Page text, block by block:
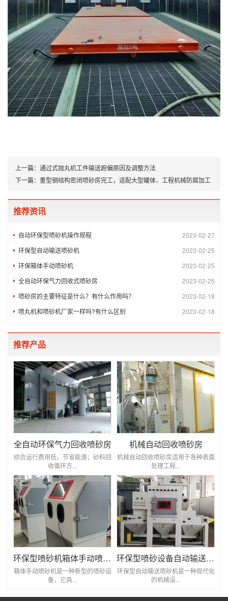
上一篇： 通过式抛丸机工件输送跑偏原因及调整方法
下一篇： 重型钢结构密闭喷砂房完工，适配大型罐体、工程机械防腐加工
推荐资讯
2023-02-27
自动环保型喷砂机操作规程
2023-02-25
环保型自动输送喷砂机
2023-02-25
环保箱体手动喷砂机
2023-02-25
全自动环保气力回收式喷砂房
2023-02-18
喷砂房的主要特征是什么？有什么作用吗？
2023-02-18
喷丸机和喷砂机厂家一样吗?有什么区别
推荐产品
全自动环保气力回收喷砂房
综合运行费用低，节省能源；砂料回
收循环方...
机械自动回收喷砂房
机械自动回收喷砂房适用于各种表面
处理工程...
环保型喷砂机箱体手动喷砂机
箱体手动喷砂机是一种新型的喷砂设
备，它具...
环保型喷砂设备自动输送喷砂机
环保型自动输送喷砂机是一种现代化
的机械设...